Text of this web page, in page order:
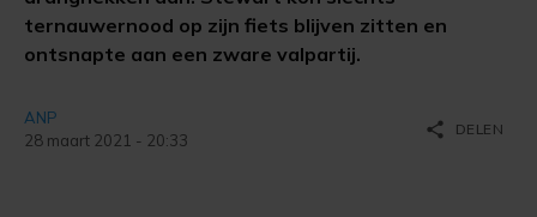
ternauwernood op zijn fiets blijven zitten en
ontsnapte aan een zware valpartij.
ANP
28 maart 2021 - 20:33
share DELEN